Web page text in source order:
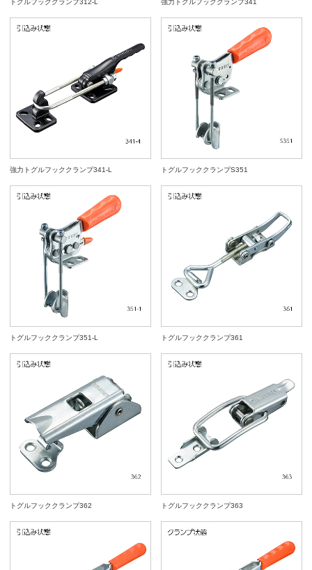
トグルフッククランプ312-L 強力トグルフッククランプ341
強力トグルフッククランプ341-L トグルフッククランプS351
トグルフッククランプ351-L トグルフッククランプ361
トグルフッククランプ362 トグルフッククランプ363